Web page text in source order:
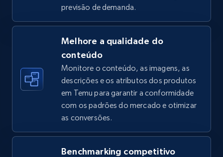
TikTok Shop - discover records by shop url
price, Final price, Discount percent, and more.
5.4K+ 668+ Comece agora
Amazon sellers info
Seller id, URL, Seller name, Description, Detailed
info, Stars, Feedbacks, Return policy, and more.
previsão de demanda.
Melhore a qualidade do
conteúdo
Monitore o conteúdo, as imagens, as
descrições e os atributos dos produtos
em Temu para garantir a conformidade
com os padrões do mercado e otimizar
as conversões.
Benchmarking competitivo